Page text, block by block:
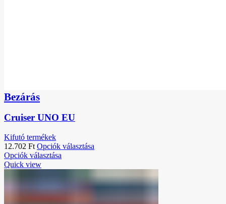
Bezárás
Cruiser UNO EU
Kifutó termékek
12.702 Ft Opciók választása
Opciók választása
Quick view